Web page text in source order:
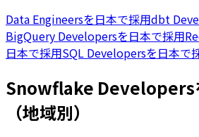
Data Engineersを日本で採用dbt
BigQuery Developersを日本で採用
日本で採用SQL Developersを日本で
Snowflake Developers
（地域別）